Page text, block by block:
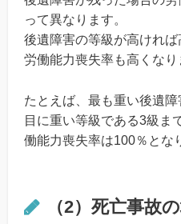
って異なります。
後遺障害の等級が高ければ
労働能力喪失率も高くなり
たとえば、最も重い後遺
目に重い等級である3級ま
働能力喪失率は100％とな
（2）死亡事故